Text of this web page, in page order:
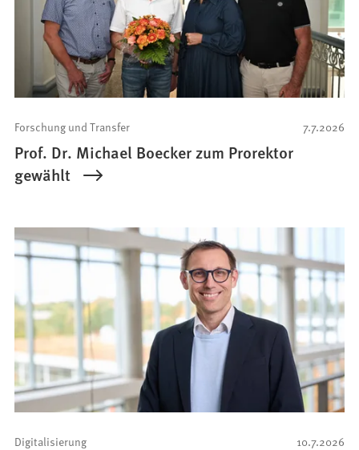
7.7.2026
Forschung und Transfer
Prof. Dr. Michael Boecker zum Prorektor
gewählt
10.7.2026
Digitalisierung